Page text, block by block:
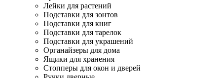
Лейки для растений
Подставки для зонтов
Подставки для книг
Подставки для тарелок
Подставки для украшений
Органайзеры для дома
Ящики для хранения
Стопперы для окон и дверей